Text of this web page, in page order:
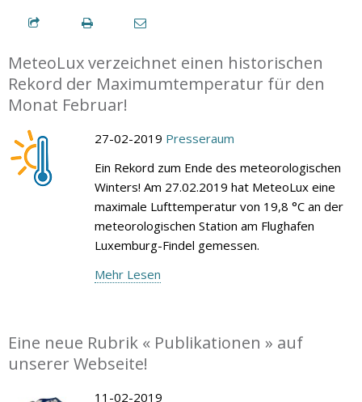
MeteoLux verzeichnet einen historischen
Rekord der Maximumtemperatur für den
Monat Februar!
27-02-2019 Presseraum
Ein Rekord zum Ende des meteorologischen
Winters! Am 27.02.2019 hat MeteoLux eine
maximale Lufttemperatur von 19,8 °C an der
meteorologischen Station am Flughafen
Luxemburg-Findel gemessen.
Mehr Lesen
Eine neue Rubrik « Publikationen » auf
unserer Webseite!
11-02-2019